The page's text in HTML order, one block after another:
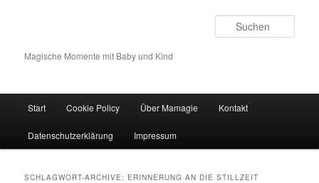
Magische Momente mit Baby und Kind
Zum Inhalt wechseln
Zum sekundären Inhalt wechseln
Start Cookie Policy Über Mamagie Kontakt
Datenschutzerklärung Impressum
SCHLAGWORT-ARCHIVE: ERINNERUNG AN DIE STILLZEIT